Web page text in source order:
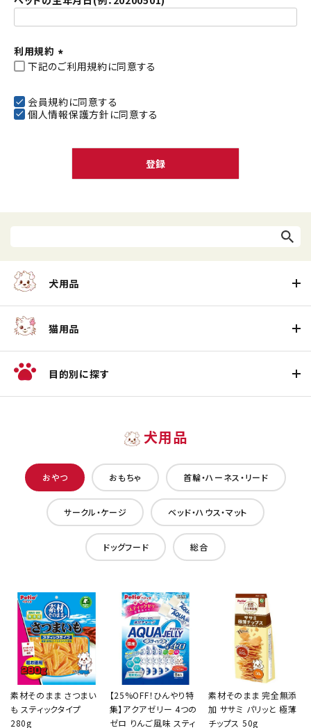
利用規約
(
須
)
下記のご利用規約に同意する
会員規約に同意する
個人情報保護方針 に同意する
登録
犬用品
猫用品
目的別に探す
犬用品
おやつ おもちゃ 首輪・ハーネス・リード
サークル・ケージ ベッド・ハウス・マット
ドッグフード 総合
素材そのまま さつまい
も スティックタイプ
280g
【25%OFF！ひんやり特
集】アクアゼリー 4つの
ゼロ りんご風味 スティ
素材そのまま 完全無添
加 ササミ パリッと 極薄
チップス 50g